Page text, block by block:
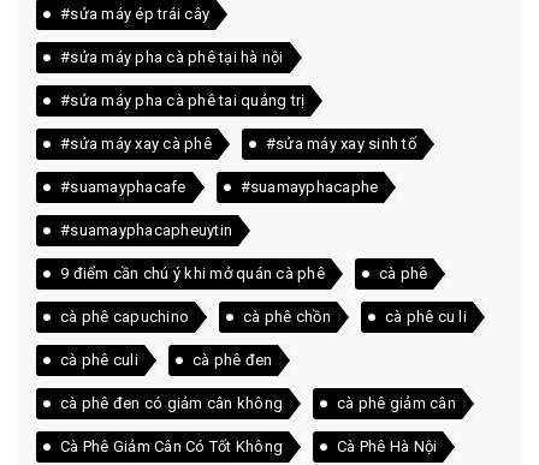
#sửa máy ép trái cây
#sửa máy pha cà phê tại hà nội
#sửa máy pha cà phê tai quảng trị
#sửa máy xay cà phê #sửa máy xay sinh tố
#suamayphacafe #suamayphacaphe
#suamayphacapheuytin
9 điểm cần chú ý khi mở quán cà phê cà phê
cà phê capuchino cà phê chồn cà phê cu li
cà phê culi cà phê đen
cà phê đen có giảm cân không cà phê giảm cân
Cà Phê Giảm Cân Có Tốt Không Cà Phê Hà Nội